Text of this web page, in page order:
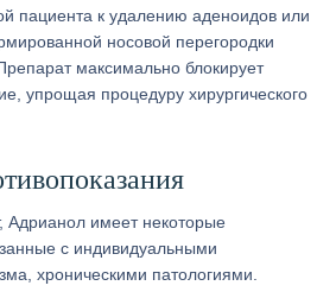
пациента к удалению аденоидов или
носовой перегородки
максимально блокирует
упрощая процедуру хирургического
Адрианол имеет некоторые
с индивидуальными
хроническими патологиями.